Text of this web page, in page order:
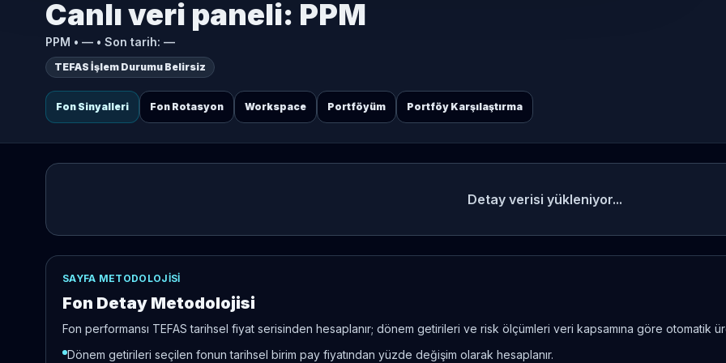
Canlı veri paneli: PPM
PPM • — • Son tarih: —
TEFAS İşlem Durumu Belirsiz
Fon Sinyalleri Fon Rotasyon Workspace Portföyüm Portföy Karşılaştırma
Detay verisi yükleniyor...
SAYFA METODOLOJISI
Fon Detay Metodolojisi
Fon performansı TEFAS tarihsel fiyat serisinden hesaplanır; dönem getirileri ve risk ölçümleri veri kapsamına göre otomatik
Dönem getirileri seçilen fonun tarihsel birim pay fiyatından yüzde değişim olarak hesaplanır.